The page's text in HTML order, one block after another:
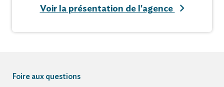
Voir la présentation de l'agence
Foire aux questions